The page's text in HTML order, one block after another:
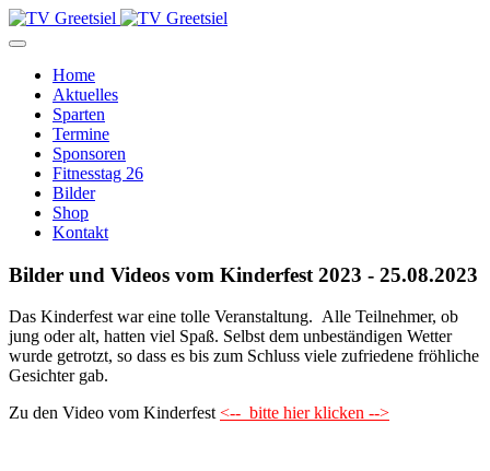
Home
Aktuelles
Sparten
Termine
Sponsoren
Fitnesstag 26
Bilder
Shop
Kontakt
Bilder und Videos vom Kinderfest 2023 - 25.08.2023
Das Kinderfest war eine tolle Veranstaltung. Alle Teilnehmer, ob
jung oder alt, hatten viel Spaß. Selbst dem unbeständigen Wetter
wurde getrotzt, so dass es bis zum Schluss viele zufriedene fröhliche
Gesichter gab.
Zu den Video vom Kinderfest<-- bitte hier klicken -->